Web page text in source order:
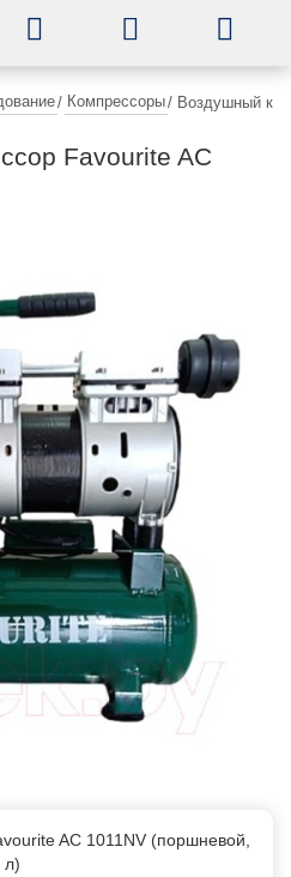
/ Компрессоры/ Воздушный
Favourite AC
AC 1011NV (поршневой,
л)